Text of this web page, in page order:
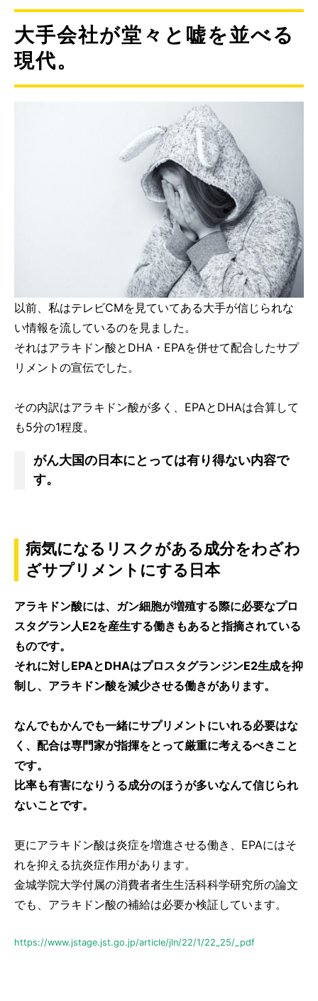
大手会社が堂々と嘘を並べる
現代。
以前、私はテレビCMを見ていてある大手が信じられな
い情報を流しているのを見ました。
それはアラキドン酸とDHA・EPAを併せて配合したサプ
リメントの宣伝でした。
その内訳はアラキドン酸が多く、EPAとDHAは合算して
も5分の1程度。
がん大国の日本にとっては有り得ない内容で
す。
病気になるリスクがある成分をわざわ
ざサプリメントにする日本
アラキドン酸には、ガン細胞が増殖する際に必要なプロ
スタグラン人E2を産生する働きもあると指摘されている
ものです。
それに対しEPAとDHAはプロスタグランジンE2生成を抑
制し、アラキドン酸を減少させる働きがあります。
なんでもかんでも一緒にサプリメントにいれる必要はな
く、配合は専門家が指揮をとって厳重に考えるべきこと
です。
比率も有害になりうる成分のほうが多いなんて信じられ
ないことです。
更にアラキドン酸は炎症を増進させる働き、EPAにはそ
れを抑える抗炎症作用があります。
金城学院大学付属の消費者者生生活科科学研究所の論文
でも、アラキドン酸の補給は必要か検証しています。
https://www.jstage.jst.go.jp/article/jln/22/1/22_25/_pdf